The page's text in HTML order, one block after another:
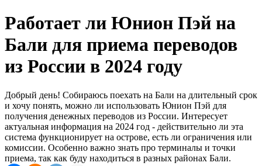
Работает ли Юнион Пэй на
Бали для приема переводов
из России в 2024 году
Добрый день! Собираюсь поехать на Бали на длительный срок
и хочу понять, можно ли использовать Юнион Пэй для
получения денежных переводов из России. Интересует
актуальная информация на 2024 год - действительно ли эта
система функционирует на острове, есть ли ограничения или
комиссии. Особенно важно знать про терминалы и точки
приема, так как буду находиться в разных районах Бали.